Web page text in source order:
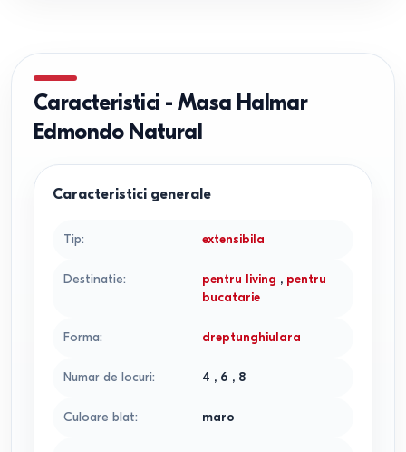
Caracteristici - Masa Halmar
Edmondo Natural
Caracteristici generale
Tip: extensibila
Destinatie: pentru living , pentru
bucatarie
Forma: dreptunghiulara
Numar de locuri: 4 , 6 , 8
Culoare blat: maro